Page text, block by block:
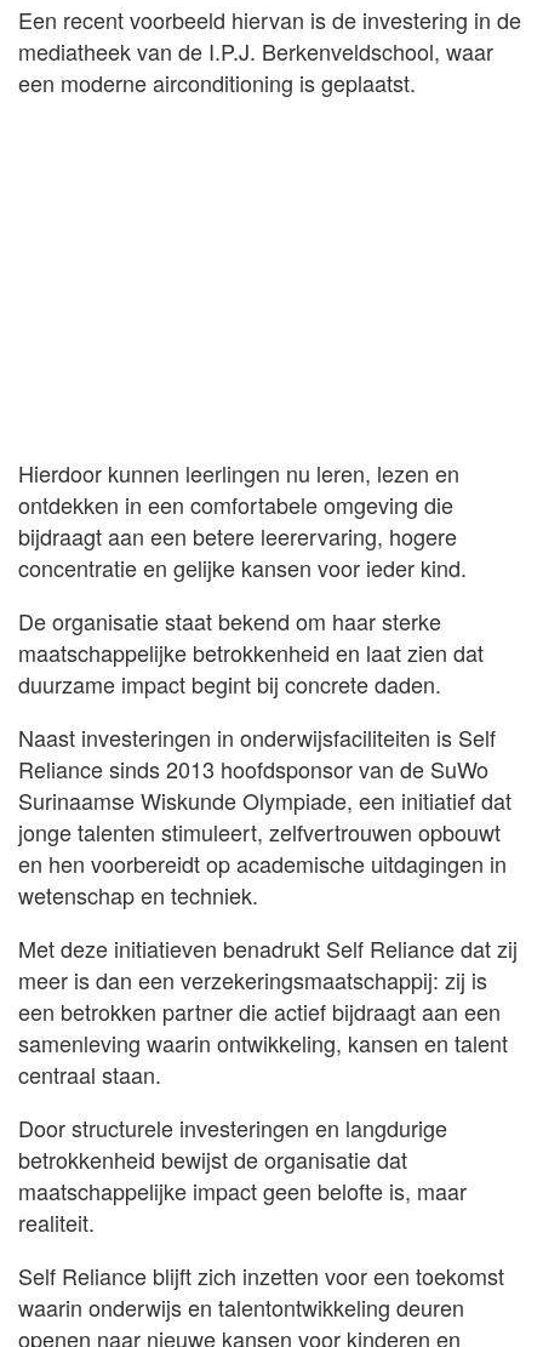
Een recent voorbeeld hiervan is de investering in de
mediatheek van de I.P.J. Berkenveldschool, waar
een moderne airconditioning is geplaatst.
Hierdoor kunnen leerlingen nu leren, lezen en
ontdekken in een comfortabele omgeving die
bijdraagt aan een betere leerervaring, hogere
concentratie en gelijke kansen voor ieder kind.
De organisatie staat bekend om haar sterke
maatschappelijke betrokkenheid en laat zien dat
duurzame impact begint bij concrete daden.
Naast investeringen in onderwijsfaciliteiten is Self
Reliance sinds 2013 hoofdsponsor van de SuWo
Surinaamse Wiskunde Olympiade, een initiatief dat
jonge talenten stimuleert, zelfvertrouwen opbouwt
en hen voorbereidt op academische uitdagingen in
wetenschap en techniek.
Met deze initiatieven benadrukt Self Reliance dat zij
meer is dan een verzekeringsmaatschappij: zij is
een betrokken partner die actief bijdraagt aan een
samenleving waarin ontwikkeling, kansen en talent
centraal staan.
Door structurele investeringen en langdurige
betrokkenheid bewijst de organisatie dat
maatschappelijke impact geen belofte is, maar
realiteit.
Self Reliance blijft zich inzetten voor een toekomst
waarin onderwijs en talentontwikkeling deuren
openen naar nieuwe kansen voor kinderen en